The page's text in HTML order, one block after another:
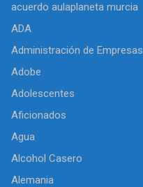
acuerdo aulaplaneta murcia
ADA
Administración de Empresas
Adobe
Adolescentes
Aficionados
Agua
Alcohol Casero
Alemania